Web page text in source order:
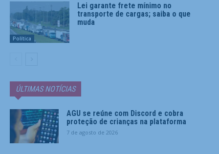
Política
Lei garante frete mínimo no
transporte de cargas; saiba o que
muda
ÚLTIMAS NOTÍCIAS
AGU se reúne com Discord e cobra
proteção de crianças na plataforma
7 de agosto de 2026